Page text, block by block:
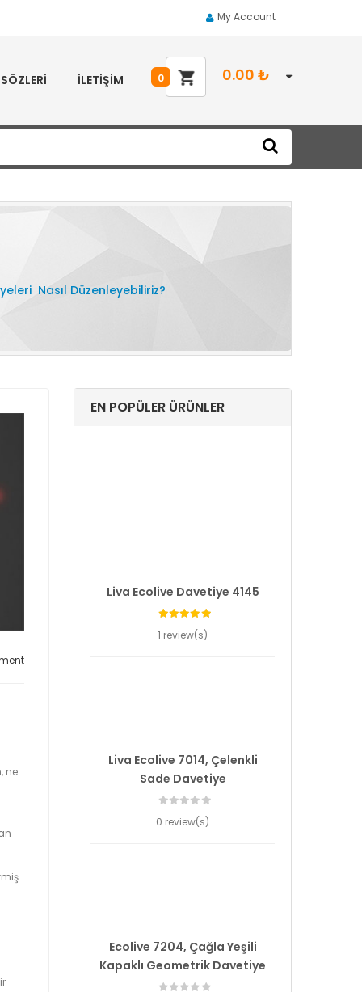
My Account
İLETIŞIM 0.00 ₺
0
Nasıl Düzenleyebiliriz?
ne
EN POPÜLER ÜRÜNLER
Liva Ecolive Davetiye 4145
1 review(s)
Liva Ecolive 7014, Çelenkli
Sade Davetiye
0 review(s)
Ecolive 7204, Çağla Yeşili
Kapaklı Geometrik Davetiye